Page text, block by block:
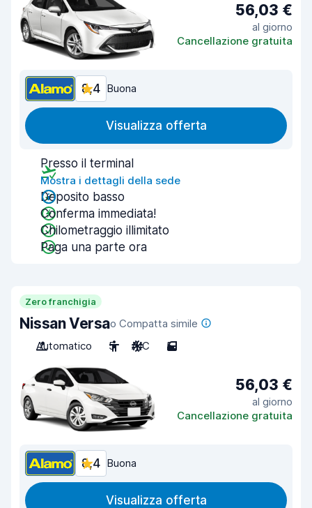
56,03 €
al giorno
Cancellazione gratuita
8,4 Buona
Visualizza offerta
Presso il terminal
Mostra i dettagli della sede
Deposito basso
Conferma immediata!
Chilometraggio illimitato
Paga una parte ora
Zero franchigia
Nissan Versao Compatta simile
Automatico
5 A/C 5
56,03 €
al giorno
Cancellazione gratuita
8,4 Buona
Visualizza offerta